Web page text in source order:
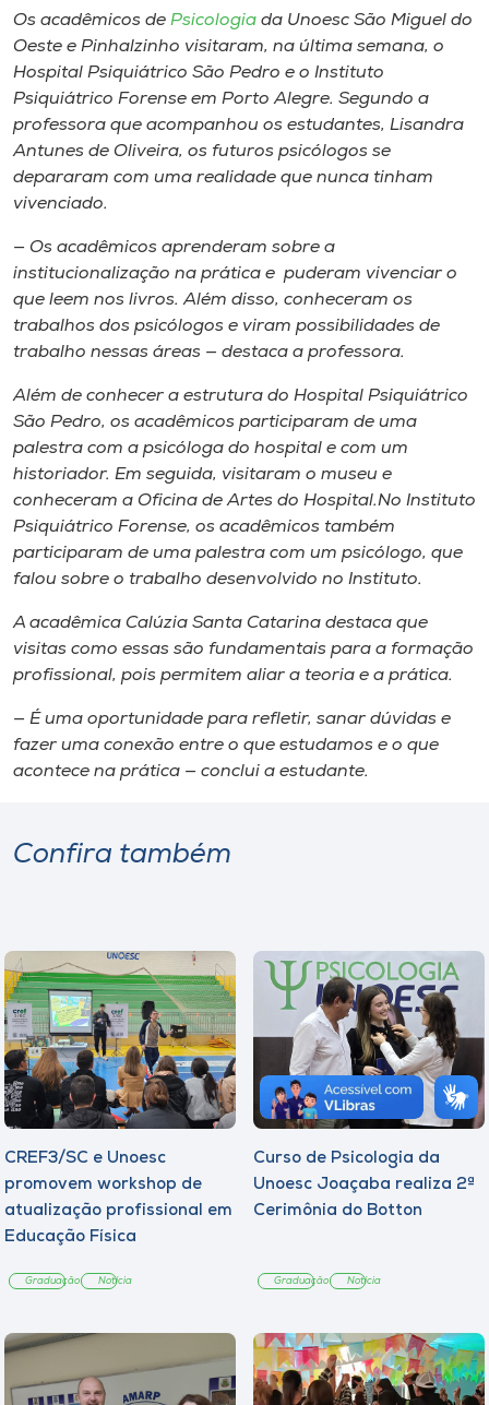
Unoesc
Store
Selecione
Os acadêmicos de Psicologia da Unoesc São Miguel do
Oeste e Pinhalzinho visitaram, na última semana, o
Hospital Psiquiátrico São Pedro e o Instituto
Psiquiátrico Forense em Porto Alegre. Segundo a
professora que acompanhou os estudantes, Lisandra
Antunes de Oliveira, os futuros psicólogos se
depararam com uma realidade que nunca tinham
vivenciado.
— Os acadêmicos aprenderam sobre a
institucionalização na prática e puderam vivenciar o
que leem nos livros. Além disso, conheceram os
trabalhos dos psicólogos e viram possibilidades de
trabalho nessas áreas — destaca a professora.
Além de conhecer a estrutura do Hospital Psiquiátrico
São Pedro, os acadêmicos participaram de uma
palestra com a psicóloga do hospital e com um
historiador. Em seguida, visitaram o museu e
conheceram a Oficina de Artes do Hospital.No Instituto
Psiquiátrico Forense, os acadêmicos também
participaram de uma palestra com um psicólogo, que
falou sobre o trabalho desenvolvido no Instituto.
A acadêmica Calúzia Santa Catarina destaca que
visitas como essas são fundamentais para a formação
profissional, pois permitem aliar a teoria e a prática.
— É uma oportunidade para refletir, sanar dúvidas e
fazer uma conexão entre o que estudamos e o que
acontece na prática — conclui a estudante.
Confira também
CREF3/SC e Unoesc
promovem workshop de
atualização profissional em
Educação Física
Graduação Notícia
Curso de Psicologia da
Unoesc Joaçaba realiza 2ª
Cerimônia do Botton
Graduação Notícia